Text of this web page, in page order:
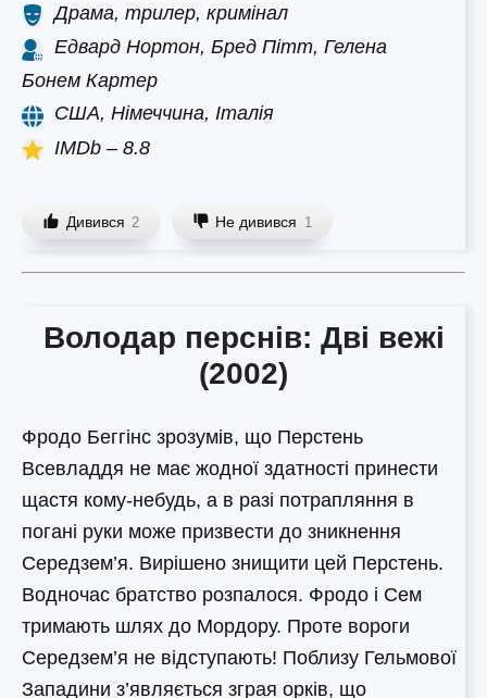
Драма, трилер, кримінал
Едвард Нортон, Бред Пітт, Гелена
Бонем Картер
США, Німеччина, Італія
IMDb – 8.8
Дивився 2 Не дивився 1
Володар перснів: Дві вежі
(2002)
Фродо Беггінс зрозумів, що Перстень
Всевладдя не має жодної здатності принести
щастя кому-небудь, а в разі потрапляння в
погані руки може призвести до зникнення
Середзем’я. Вирішено знищити цей Перстень.
Водночас братство розпалося. Фродо і Сем
тримають шлях до Мордору. Проте вороги
Середзем’я не відступають! Поблизу Гельмової
Западини з’являється зграя орків, що